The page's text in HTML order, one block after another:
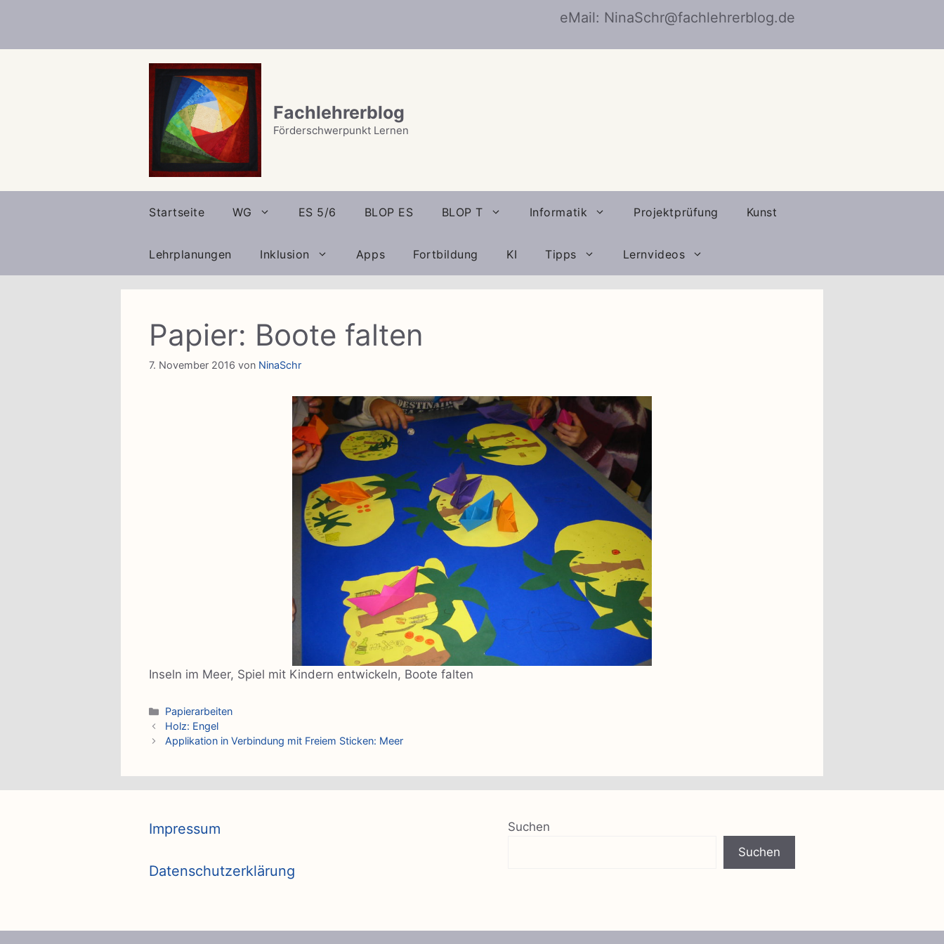
eMail: NinaSchr@fachlehrerblog.de
Fachlehrerblog
Förderschwerpunkt Lernen
Startseite WG ES 5/6 BLOP ES BLOP T Informatik Projektprüfung Kunst
Lehrplanungen Inklusion Apps Fortbildung KI Tipps Lernvideos
Papier: Boote falten
7. November 2016 von NinaSchr
Inseln im Meer, Spiel mit Kindern entwickeln, Boote falten
Kategorien
Papierarbeiten
Holz: Engel
Applikation in Verbindung mit Freiem Sticken: Meer
Impressum
Datenschutzerklärung
Suchen
Suchen